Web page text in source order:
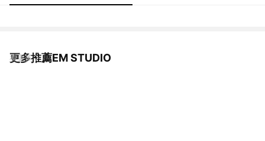
更多推薦EM STUDIO
看更多